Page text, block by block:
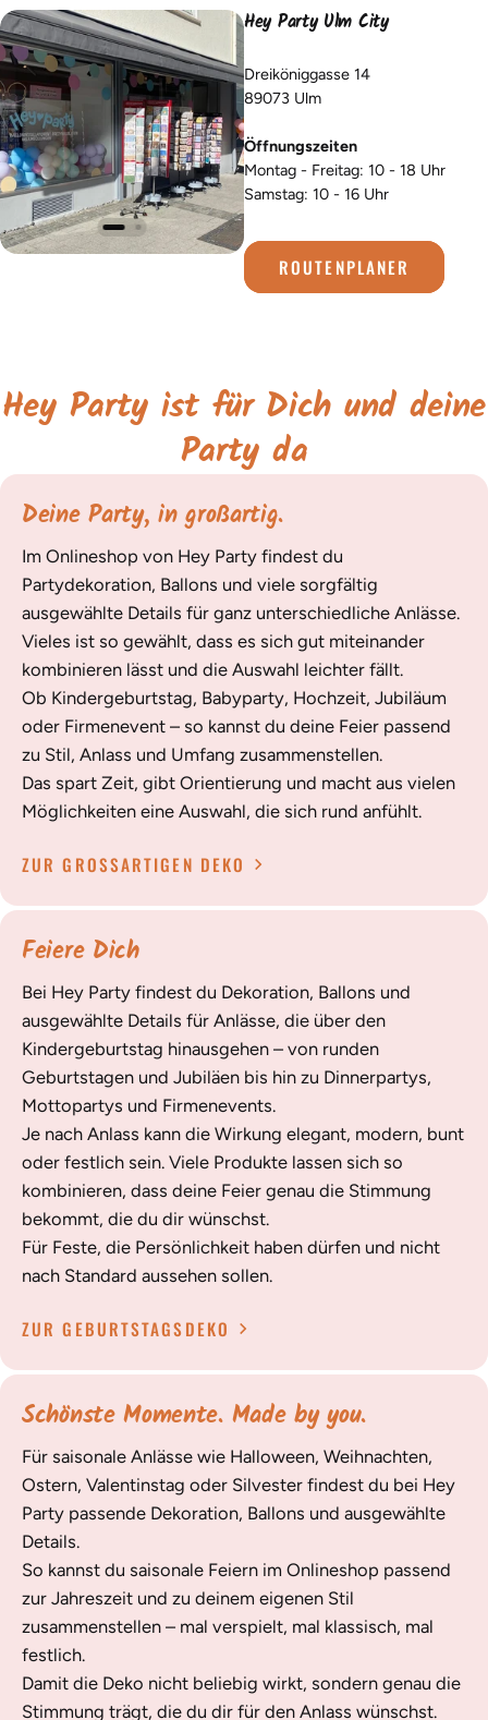
Hey Party Ulm City
Dreiköniggasse 14
89073 Ulm
Öffnungszeiten
Montag - Freitag: 10 - 18 Uhr
Samstag: 10 - 16 Uhr
ROUTENPLANER
Hey Party ist für Dich und deine
Party da
Deine Party, in großartig.
Im Onlineshop von Hey Party findest du
Partydekoration, Ballons und viele sorgfältig
ausgewählte Details für ganz unterschiedliche Anlässe.
Vieles ist so gewählt, dass es sich gut miteinander
kombinieren lässt und die Auswahl leichter fällt.
Ob Kindergeburtstag, Babyparty, Hochzeit, Jubiläum
oder Firmenevent – so kannst du deine Feier passend
zu Stil, Anlass und Umfang zusammenstellen.
Das spart Zeit, gibt Orientierung und macht aus vielen
Möglichkeiten eine Auswahl, die sich rund anfühlt.
ZUR GROSSARTIGEN DEKO
Feiere Dich
Bei Hey Party findest du Dekoration, Ballons und
ausgewählte Details für Anlässe, die über den
Kindergeburtstag hinausgehen – von runden
Geburtstagen und Jubiläen bis hin zu Dinnerpartys,
Mottopartys und Firmenevents.
Je nach Anlass kann die Wirkung elegant, modern, bunt
oder festlich sein. Viele Produkte lassen sich so
kombinieren, dass deine Feier genau die Stimmung
bekommt, die du dir wünschst.
Für Feste, die Persönlichkeit haben dürfen und nicht
nach Standard aussehen sollen.
ZUR GEBURTSTAGSDEKO
Schönste Momente. Made by you.
Für saisonale Anlässe wie Halloween, Weihnachten,
Ostern, Valentinstag oder Silvester findest du bei Hey
Party passende Dekoration, Ballons und ausgewählte
Details.
So kannst du saisonale Feiern im Onlineshop passend
zur Jahreszeit und zu deinem eigenen Stil
zusammenstellen – mal verspielt, mal klassisch, mal
festlich.
Damit die Deko nicht beliebig wirkt, sondern genau die
Stimmung trägt, die du dir für den Anlass wünschst.